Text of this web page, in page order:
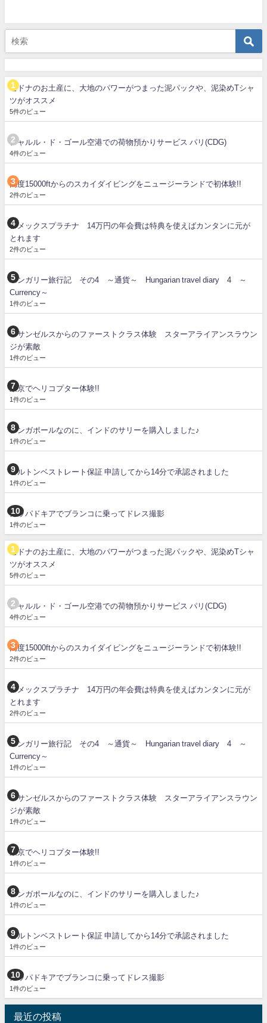
セドナのお土産に、大地のパワーがつまった泥パックや、泥染めTシャ
ツがオススメ
5件のビュー
シャルル・ド・ゴール空港での荷物預かりサービス パリ(CDG)
4件のビュー
高度15000ftからのスカイダイビングをニュージーランドで初体験!!
2件のビュー
アメックスプラチナ 14万円の年会費は特典を使えばカンタンに元が
とれます
2件のビュー
ハンガリー旅行記 その4 ～通貨～ Hungarian travel diary 4 ～
Currency～
1件のビュー
ロサンゼルスからのファーストクラス体験 スターアライアンスラウン
ジが素敵
1件のビュー
東京でヘリコプター体験!!
1件のビュー
シンガポールなのに、インドのサリーを購入しました♪
1件のビュー
ヒルトンベストレート保証 申請してから14分で承認されました
1件のビュー
カッパドキアでブランコに乗ってドレス撮影
1件のビュー
セドナのお土産に、大地のパワーがつまった泥パックや、泥染めTシャ
ツがオススメ
5件のビュー
シャルル・ド・ゴール空港での荷物預かりサービス パリ(CDG)
4件のビュー
高度15000ftからのスカイダイビングをニュージーランドで初体験!!
2件のビュー
アメックスプラチナ 14万円の年会費は特典を使えばカンタンに元が
とれます
2件のビュー
ハンガリー旅行記 その4 ～通貨～ Hungarian travel diary 4 ～
Currency～
1件のビュー
ロサンゼルスからのファーストクラス体験 スターアライアンスラウン
ジが素敵
1件のビュー
東京でヘリコプター体験!!
1件のビュー
シンガポールなのに、インドのサリーを購入しました♪
1件のビュー
ヒルトンベストレート保証 申請してから14分で承認されました
1件のビュー
カッパドキアでブランコに乗ってドレス撮影
1件のビュー
最近の投稿